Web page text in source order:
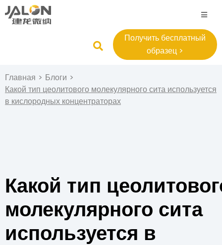
Получить бесплатный
образец >
Главная > Блоги >
Какой тип цеолитового молекулярного сита используется
в кислородных концентраторах
Какой тип
молекулярного сита
используется в